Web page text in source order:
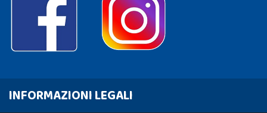
INFORMAZIONI LEGALI